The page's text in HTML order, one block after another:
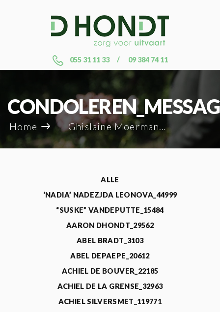
055 31 11 33 09 384 74 11
Home Ghislaine Moerman_8449
ALLE
‘NADIA’ NADEZJDA LEONOVA_44999
“SUSKE” VANDEPUTTE_15484
AARON DHONDT_29562
ABEL BRADT_3103
ABEL DEPAEPE_20612
ACHIEL DE BOUVER_22185
ACHIEL DE LA GRENSE_32963
ACHIEL SILVERSMET_119771